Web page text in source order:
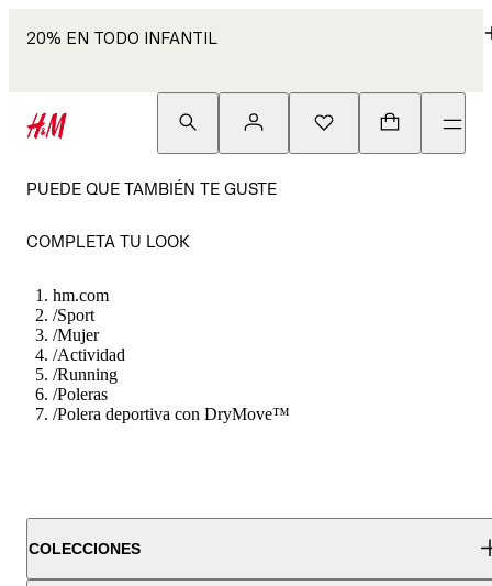
20% EN TODO INFANTIL
PUEDE QUE TAMBIÉN TE GUSTE
COMPLETA TU LOOK
hm.com
/Sport
/Mujer
/Actividad
/Running
/Poleras
/Polera deportiva con DryMove™
COLECCIONES